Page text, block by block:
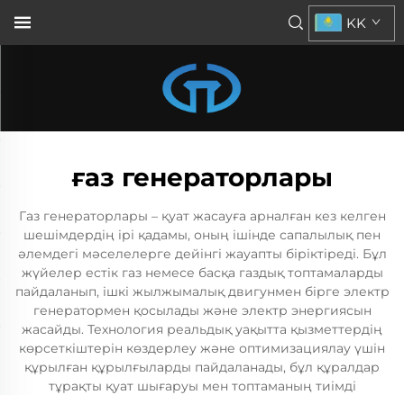
KK
ғаз генераторлары
Газ генераторлары – қуат жасауға арналған кез келген
шешімдердің ірі қадамы, оның ішінде сапалылық пен
әлемдегі мәселелерге дейінгі жауапты біріктіреді. Бұл
жүйелер естік газ немесе басқа газдық топтамаларды
пайдаланып, ішкі жылжымалық двигунмен бірге электр
генератормен қосылады және электр энергиясын
жасайды. Технология реальдық уақытта қызметтердің
көрсеткіштерін көздерлеу және оптимизациялау үшін
құрылған құрылғыларды пайдаланады, бұл құралдар
тұрақты қуат шығаруы мен топтаманың тиімді